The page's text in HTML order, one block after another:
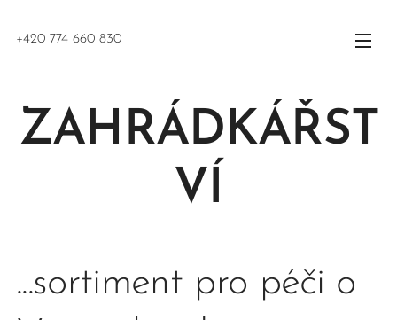
+420 774 660 830
ZAHRÁDKÁŘST
VÍ
...sortiment pro péči o